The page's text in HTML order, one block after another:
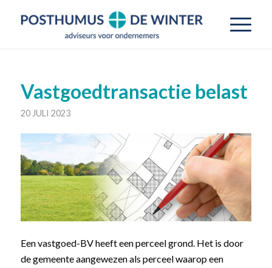
Vastgoedtransactie belast
20 JULI 2023
Een vastgoed-BV heeft een perceel grond. Het is door
de gemeente aangewezen als perceel waarop een